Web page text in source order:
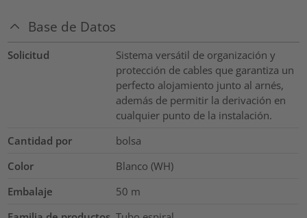
Base de Datos
Solicitud
Sistema versátil de organización y
protección de cables que garantiza un
perfecto alojamiento junto al arnés,
además de permitir la derivación en
cualquier punto de la instalación.
Cantidad por
bolsa
Color
Blanco (WH)
Embalaje
50 m